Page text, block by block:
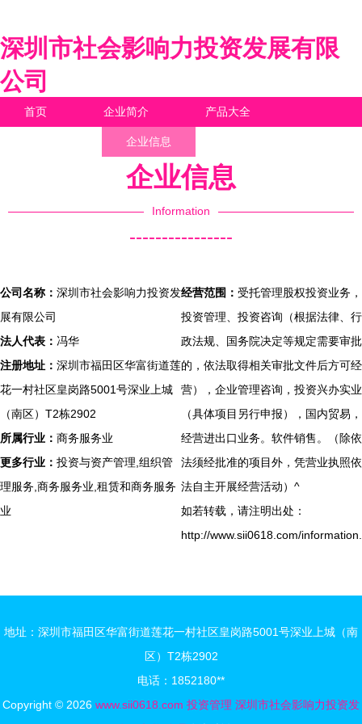
深圳市社会影响力投资发展有限
公司
首页 企业简介 产品大全
企业信息
企业信息
Information
----------------
公司名称： 深圳市社会影响力投资发
展有限公司
法人代表： 冯华
注册地址： 深圳市福田区华富街道莲
花一村社区皇岗路5001号深业上城
（南区）T2栋2902
所属行业： 商务服务业
更多行业： 投资与资产管理,组织管
理服务,商务服务业,租赁和商务服务
业
经营范围： 受托管理股权投资业务，
投资管理、投资咨询（根据法律、行
政法规、国务院决定等规定需要审批
的，依法取得相关审批文件后方可经
营），企业管理咨询，投资兴办实业
（具体项目另行申报），国内贸易，
经营进出口业务。软件销售。（除依
法须经批准的项目外，凭营业执照依
法自主开展经营活动）^
如若转载，请注明出处：
http://www.sii0618.com/
地址：深圳市福田区华富街道莲花一村社区皇岗路5001号深业上城（南
区）T2栋2902
电话：1852180**
Copyright © 2026 www.sii0618.com 投资管理 深圳市社会影响力投资发